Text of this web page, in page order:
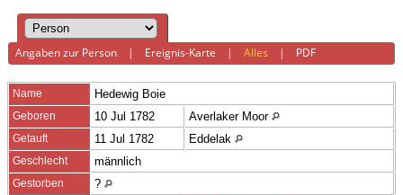
Angaben zur Person | Ereignis-Karte |Alles | PDF
Name Hedewig Boie
Geboren 10 Jul 1782 Averlaker Moor
Getauft 11 Jul 1782 Eddelak
Geschlecht männlich
Gestorben ?